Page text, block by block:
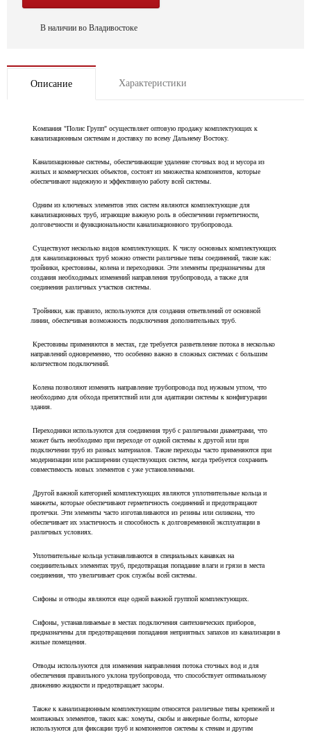
В наличии во Владивостоке
Описание Характеристики
Компания "Полис Групп" осуществляет оптовую продажу комплектующих к
канализационным системам и доставку по всему Дальнему Востоку.
Канализационные системы, обеспечивающие удаление сточных вод и мусора из
жилых и коммерческих объектов, состоят из множества компонентов, которые
обеспечивают надежную и эффективную работу всей системы.
Одним из ключевых элементов этих систем являются комплектующие для
канализационных труб, играющие важную роль в обеспечении герметичности,
долговечности и функциональности канализационного трубопровода.
Существуют несколько видов комплектующих. К числу основных комплектующих
для канализационных труб можно отнести различные типы соединений, такие как:
тройники, крестовины, колена и переходники. Эти элементы предназначены для
создания необходимых изменений направления трубопровода, а также для
соединения различных участков системы.
Тройники, как правило, используются для создания ответвлений от основной
линии, обеспечивая возможность подключения дополнительных труб.
Крестовины применяются в местах, где требуется разветвление потока в несколько
направлений одновременно, что особенно важно в сложных системах с большим
количеством подключений.
Колена позволяют изменять направление трубопровода под нужным углом, что
необходимо для обхода препятствий или для адаптации системы к конфигурации
здания.
Переходники используются для соединения труб с различными диаметрами, что
может быть необходимо при переходе от одной системы к другой или при
подключении труб из разных материалов. Такие переходы часто применяются при
модернизации или расширении существующих систем, когда требуется сохранить
совместимость новых элементов с уже установленными.
Другой важной категорией комплектующих являются уплотнительные кольца и
манжеты, которые обеспечивают герметичность соединений и предотвращают
протечки. Эти элементы часто изготавливаются из резины или силикона, что
обеспечивает их эластичность и способность к долговременной эксплуатации в
различных условиях.
Уплотнительные кольца устанавливаются в специальных канавках на
соединительных элементах труб, предотвращая попадание влаги и грязи в места
соединения, что увеличивает срок службы всей системы.
Сифоны и отводы являются еще одной важной группой комплектующих.
Сифоны, устанавливаемые в местах подключения сантехнических приборов,
предназначены для предотвращения попадания неприятных запахов из канализации в
жилые помещения.
Отводы используются для изменения направления потока сточных вод и для
обеспечения правильного уклона трубопровода, что способствует оптимальному
движению жидкости и предотвращает засоры.
Также к канализационным комплектующим относятся различные типы крепежей и
монтажных элементов, таких как: хомуты, скобы и анкерные болты, которые
используются для фиксации труб и компонентов системы к стенам и другим